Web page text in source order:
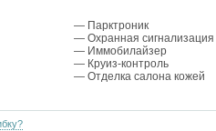
— Парктроник
— Охранная сигнализация
— Иммобилайзер
— Круиз-контроль
— Отделка салона кожей